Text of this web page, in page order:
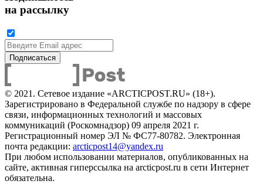
на рассылку
© 2021. Сетевое издание «ARCTICPOST.RU» (18+).
Зарегистрировано в Федеральной службе по надзору в сфере
связи, информационных технологий и массовых
коммуникаций (Роскомнадзор) 09 апреля 2021 г.
Регистрационный номер ЭЛ № ФС77-80782. Электронная
почта редакции: arcticpost14@yandex.ru
При любом использовании материалов, опубликованных на
сайте, активная гиперссылка на arcticpost.ru в сети Интернет
обязательна.